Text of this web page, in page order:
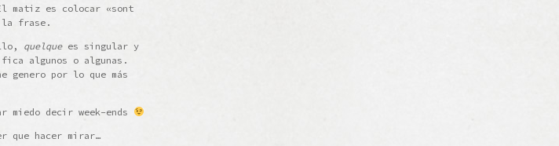
matiz es colocar «sont
la frase.
quelquees singular y
algunos o algunas.
genero por lo que más
decir week-ends
que hacer mirar…